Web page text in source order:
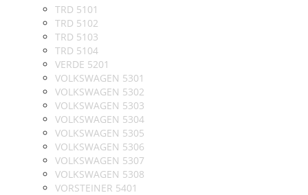
TRD 5101
TRD 5102
TRD 5103
TRD 5104
VERDE 5201
VOLKSWAGEN 5301
VOLKSWAGEN 5302
VOLKSWAGEN 5303
VOLKSWAGEN 5304
VOLKSWAGEN 5305
VOLKSWAGEN 5306
VOLKSWAGEN 5307
VOLKSWAGEN 5308
VORSTEINER 5401